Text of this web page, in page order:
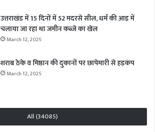
उत्तराखंड में 15 दिनों में 52 मदरसे सील, धर्म की आड़ में
चलाया जा रहा था जमीन कब्जे का खेल
March 12, 2025
शराब ठेके व मिष्ठान की दुकानों पर छापेमारी से हड़कंप
March 12, 2025
All (34085)